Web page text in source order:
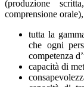
(produzione
comprensione
tutta la
che ogni
competenza
capacità di